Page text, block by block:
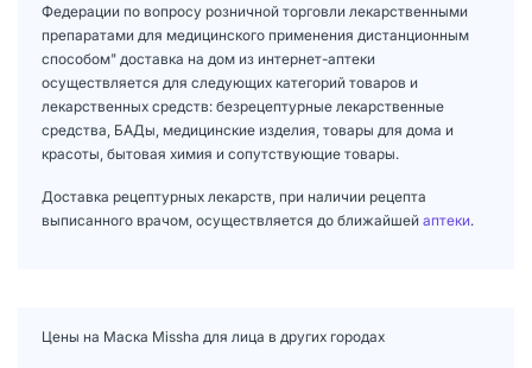
Федерации по вопросу розничной торговли лекарственными
препаратами для медицинского применения дистанционным
способом" доставка на дом из интернет-аптеки
осуществляется для следующих категорий товаров и
лекарственных средств: безрецептурные лекарственные
средства, БАДы, медицинские изделия, товары для дома и
красоты, бытовая химия и сопутствующие товары.
Доставка рецептурных лекарств, при наличии рецепта
выписанного врачом, осуществляется до ближайшей аптеки.
Цены на Маска Missha для лица в других городах